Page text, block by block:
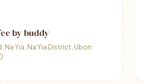
by buddy
Na Yia, Na Yia District, Ubon